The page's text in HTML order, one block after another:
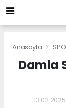
Anasayfa
Damla